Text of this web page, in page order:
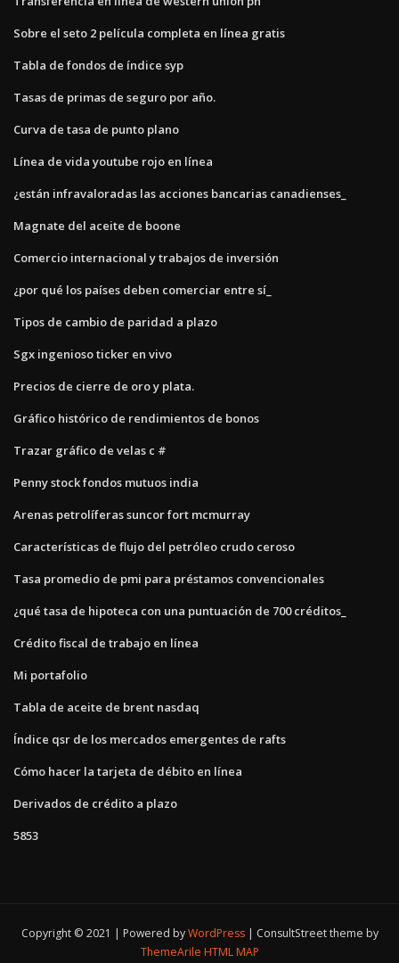
Sobre el seto 2 película completa en línea gratis
Tabla de fondos de índice syp
Tasas de primas de seguro por año.
Curva de tasa de punto plano
Línea de vida youtube rojo en línea
¿están infravaloradas las acciones bancarias canadienses_
Magnate del aceite de boone
Comercio internacional y trabajos de inversión
¿por qué los países deben comerciar entre sí_
Tipos de cambio de paridad a plazo
Sgx ingenioso ticker en vivo
Precios de cierre de oro y plata.
Gráfico histórico de rendimientos de bonos
Trazar gráfico de velas c #
Penny stock fondos mutuos india
Arenas petrolíferas suncor fort mcmurray
Características de flujo del petróleo crudo ceroso
Tasa promedio de pmi para préstamos convencionales
¿qué tasa de hipoteca con una puntuación de 700 créditos_
Crédito fiscal de trabajo en línea
Mi portafolio
Tabla de aceite de brent nasdaq
Índice qsr de los mercados emergentes de rafts
Cómo hacer la tarjeta de débito en línea
Derivados de crédito a plazo
5853
Copyright © 2021 | Powered byWordPress
ConsultStreet theme by
ThemeArile HTML MAP